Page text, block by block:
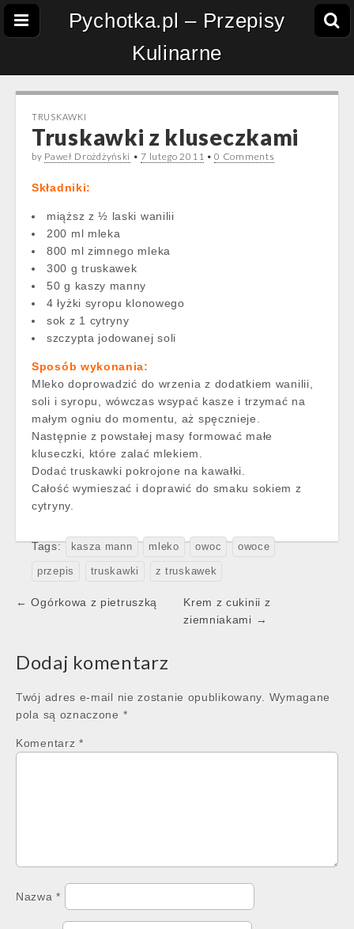
Pychotka.pl – Przepisy
Kulinarne
TRUSKAWKI
Truskawki z kluseczkami
by Paweł Drożdżyński •7 lutego 2011 •0 Comments
Składniki:
miąższ z ½ laski wanilii
200 ml mleka
800 ml zimnego mleka
300 g truskawek
50 g kaszy manny
4 łyżki syropu klonowego
sok z 1 cytryny
szczypta jodowanej soli
Sposób wykonania:
Mleko doprowadzić do wrzenia z dodatkiem wanilii,
soli i syropu, wówczas wsypać kasze i trzymać na
małym ogniu do momentu, aż spęcznieje.
Następnie z powstałej masy formować małe
kluseczki, które zalać mlekiem.
Dodać truskawki pokrojone na kawałki.
Całość wymieszać i doprawić do smaku sokiem z
cytryny.
Tags: kasza mann mleko owoc owoce
przepis truskawki z truskawek
Post
← Ogórkowa z pietruszką
Krem z cukinii z
ziemniakami →
Dodaj komentarz
Twój adres e-mail nie zostanie opublikowany.
Wymagane
pola są oznaczone *
Komentarz *
Nazwa*